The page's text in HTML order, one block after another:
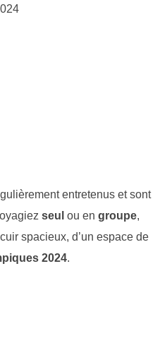
entretenus et sont
seul ou en groupe,
spacieux, d’un espace de
2024.